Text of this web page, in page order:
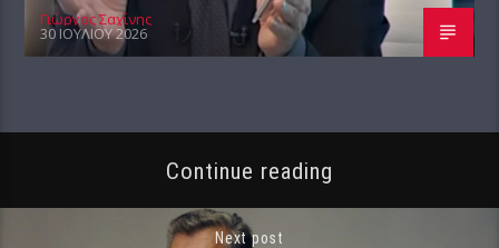
Γιώργος Σαχίνης
30 ΙΟΥΛΊΟΥ 2026
Continue reading
Next post